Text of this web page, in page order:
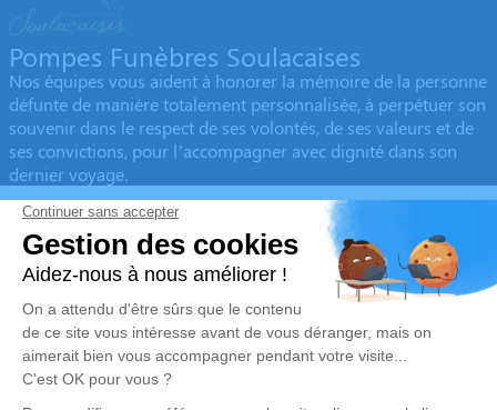
Pompes Funèbres Soulacaises
Nos équipes vous aident à honorer la mémoire de la personne
défunte de manière totalement personnalisée, à perpétuer son
souvenir dans le respect de ses volontés, de ses valeurs et de
ses convictions, pour l’accompagner avec dignité dans son
dernier voyage.
Obtenez un devis
Devis obsèques
Devis prévoyance
Devis marbrerie